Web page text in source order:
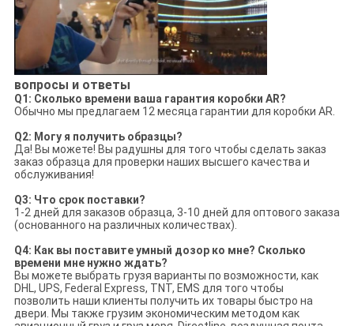
вопросы и ответы
Q1: Сколько времени ваша гарантия коробки AR?
Обычно мы предлагаем 12 месяца гарантии для коробки AR.
Q2: Могу я получить образцы?
Да! Вы можете! Вы радушны для того чтобы сделать заказ
заказ образца для проверки наших высшего качества и
обслуживания!
Q3: Что срок поставки?
1-2 дней для заказов образца, 3-10 дней для оптового заказа
(основанного на различных количествах).
Q4: Как вы поставите умный дозор ко мне? Сколько
времени мне нужно ждать?
Вы можете выбрать грузя варианты по возможности, как
DHL, UPS, Federal Express, TNT, EMS для того чтобы
позволить наши клиенты получить их товары быстро на
двери. Мы также грузим экономическим методом как